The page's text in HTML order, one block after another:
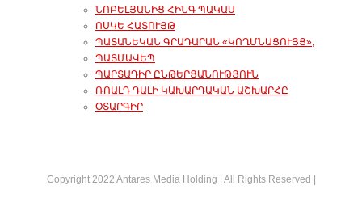
ՆՈԲԵԼՅԱՆԻՑ ՀԻՆԳ ՊԱԿԱՍ
ՈՍԿԵ ՀԱՏՈՒՅԹ
ՊԱՏԱՆԵԿԱՆ ԳՐԱԴԱՐԱՆ «ԿՈՂՄՆԱՑՈՒՅՑ»,
ՊԱՏՄԱՎԵՊ
ՊԱՐՏԱԴԻՐ ԸՆԹԵՐՑԱՆՈՒԹՅՈՒՆ
ՌՈԱԼԴ ԴԱԼԻ ԿԱԽԱՐԴԱԿԱՆ ԱՇԽԱՐՀԸ
ՕՏԱՐԳԻՐ
Copyright 2022 Antares Media Holding | All Rights Reserved |